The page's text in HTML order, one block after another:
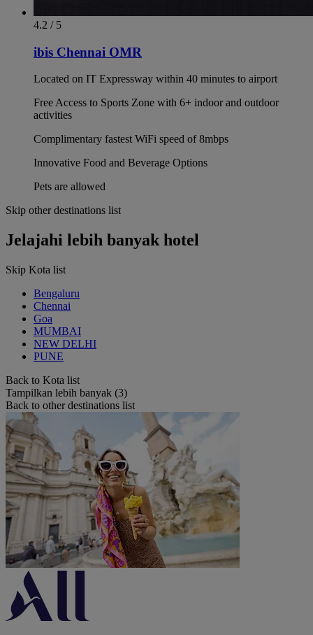
4.2 / 5
ibis Chennai OMR
Located on IT Expressway within 40 minutes to airport
Free Access to Sports Zone with 6+ indoor and outdoor
activities
Complimentary fastest WiFi speed of 8mbps
Innovative Food and Beverage Options
Pets are allowed
Skip other destinations list
Jelajahi lebih banyak hotel
Skip Kota list
Bengaluru
Chennai
Goa
MUMBAI
NEW DELHI
PUNE
Back to Kota list
Tampilkan lebih banyak (3)
Back to other destinations list